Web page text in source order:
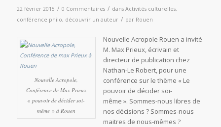
22 février 2015 / 0 Commentaires / dans Activités culturelles,
conférence philo, découvrir un auteur / par Rouen
Nouvelle Acropole,
Conférence de Max Prieux
« pouvoir de décider soi-
même » à Rouen
Nouvelle Acropole Rouen a invité
M. Max Prieux, écrivain et
directeur de publication chez
Nathan-Le Robert, pour une
conférence sur le thème « Le
pouvoir de décider soi-
même ». Sommes-nous libres de
nos décisions ? Sommes-nous
maitres de nous-mêmes ?